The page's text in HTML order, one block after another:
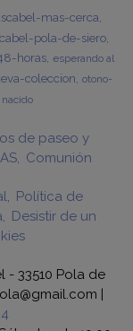
mas-cerca
pola-de-siero
horas esperando al
coleccion otono-
de paseo y
Comunión
Política de
Desistir de un
- 33510 Pola de
|